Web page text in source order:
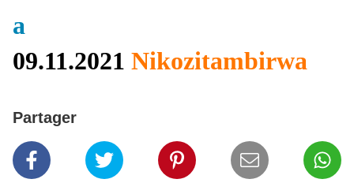
09.11.2021 Nikozitambirwa
Partager